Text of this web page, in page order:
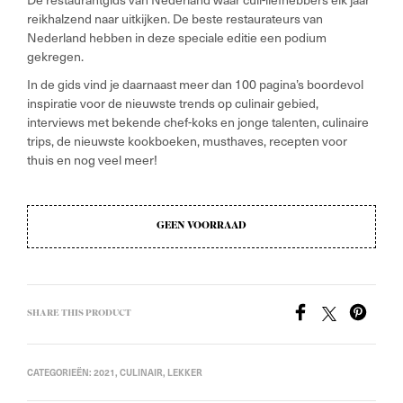
€14,99.€7,50.
reikhalzend naar uitkijken. De beste restaurateurs van
Nederland hebben in deze speciale editie een podium
gekregen.
In de gids vind je daarnaast meer dan 100 pagina’s boordevol
inspiratie voor de nieuwste trends op culinair gebied,
interviews met bekende chef-koks en jonge talenten, culinaire
trips, de nieuwste kookboeken, musthaves, recepten voor
thuis en nog veel meer!
GEEN VOORRAAD
SHARE THIS PRODUCT
CATEGORIEËN: 2021, CULINAIR, LEKKER